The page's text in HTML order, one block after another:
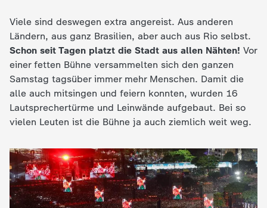
n
a
c
h
c
Viele sind deswegen extra angereist. Aus anderen
Ländern, aus ganz Brasilien, aber auch aus Rio selbst.
Schon seit Tagen platzt die Stadt aus allen Nähten! Vor
einer fetten Bühne versammelten sich den ganzen
Samstag tagsüber immer mehr Menschen. Damit die
alle auch mitsingen und feiern konnten, wurden 16
Lautsprechertürme und Leinwände aufgebaut. Bei so
vielen Leuten ist die Bühne ja auch ziemlich weit weg.